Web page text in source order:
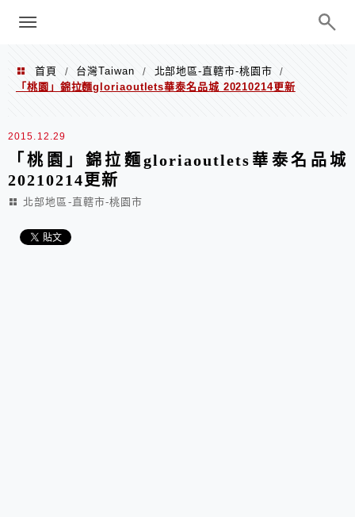
巧、世界走透透
menu
首頁 / 台灣Taiwan / 北部地區-直轄市-桃園市
/
「桃園」錦拉麵gloriaoutlets華泰名品城 20210214更新
2015.12.29
「桃園」錦拉麵gloriaoutlets華泰名品城
20210214更新
北部地區-直轄市-桃園市